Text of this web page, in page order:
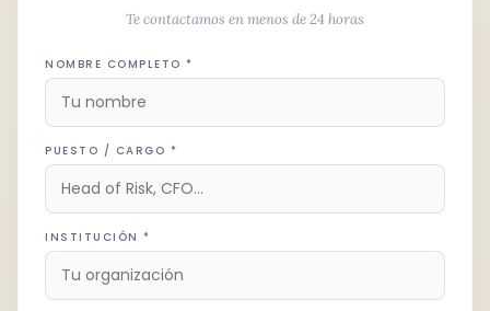
Te contactamos en menos de 24 horas
NOMBRE COMPLETO *
PUESTO / CARGO *
INSTITUCIÓN *